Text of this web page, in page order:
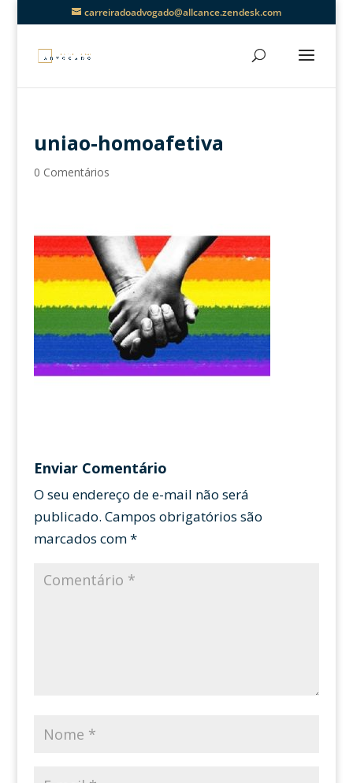
carreiradoadvogado@allcance.zendesk.com
uniao-homoafetiva
0 Comentários
Enviar Comentário
O seu endereço de e-mail não será
publicado. Campos obrigatórios são
marcados com*